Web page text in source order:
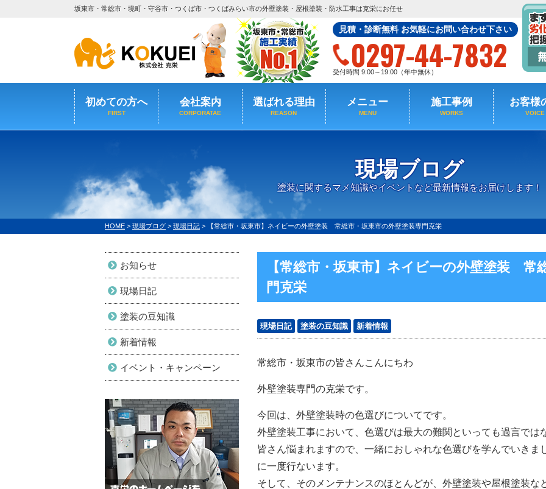
坂東市・常総市・境町・守谷市・つくば市・つくばみらい市の外壁塗装・屋根塗装・防水工事は克栄にお任せ
見積・診断無料 お気軽にお問い合わせ下さい
0297-44-7832
受付時間 9:00～19:00（年中無休）
初めての方へ
FIRST
会社案内
CORPORATAE
選ばれる理由
REASON
メニュー
MENU
施工事例
WORKS
お客様
VOICE
現場ブログ
塗装に関するマメ知識やイベントなど最新情報をお届けします！
HOME > 現場ブログ > 現場日記 > 【常総市・坂東市】ネイビーの外壁塗装 常総市・坂東市の外壁塗装専門克栄
【常総市・坂東市】ネイビーの外壁塗装 常
門克栄
現場日記 塗装の豆知識 新着情報
常総市・坂東市の皆さんこんにちわ
外壁塗装専門の克栄です。
今回は、外壁塗装時の色選びについてです。
外壁塗装工事において、色選びは最大の難関といっても過言では
皆さん悩まれますので、一緒におしゃれな色選びを学んでいきま
に一度行ないます。
そして、そのメンテナンスのほとんどが、外壁塗装や屋根塗装な
お知らせ
現場日記
塗装の豆知識
新着情報
イベント・キャンペーン